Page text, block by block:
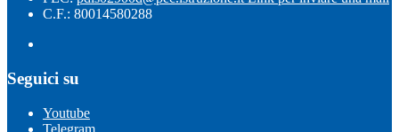
C.F.: 80014580288
Seguici su
Youtube
Telegram